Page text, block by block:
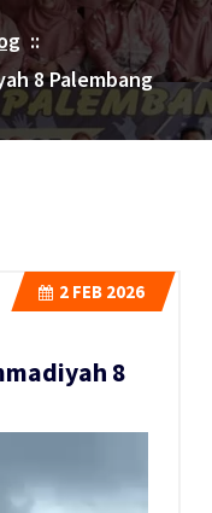
::
8 Palembang
2 FEB 2026
8